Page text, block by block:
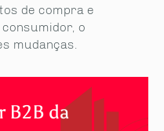
de compra e
o
mudanças.
B2B da